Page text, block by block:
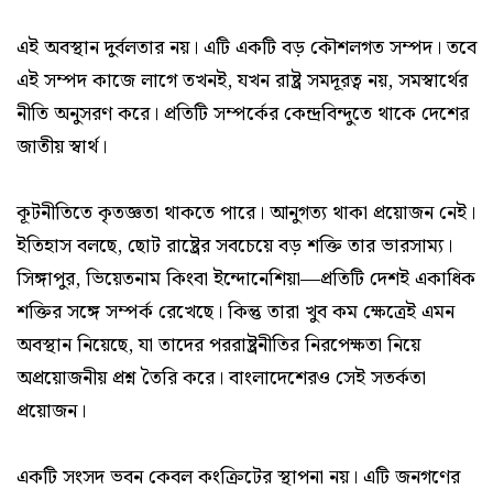
এই অবস্থান দুর্বলতার নয়। এটি একটি বড় কৌশলগত সম্পদ। তবে
এই সম্পদ কাজে লাগে তখনই, যখন রাষ্ট্র সমদূরত্ব নয়, সমস্বার্থের
নীতি অনুসরণ করে। প্রতিটি সম্পর্কের কেন্দ্রবিন্দুতে থাকে দেশের
জাতীয় স্বার্থ।
কূটনীতিতে কৃতজ্ঞতা থাকতে পারে। আনুগত্য থাকা প্রয়োজন নেই।
ইতিহাস বলছে, ছোট রাষ্ট্রের সবচেয়ে বড় শক্তি তার ভারসাম্য।
সিঙ্গাপুর, ভিয়েতনাম কিংবা ইন্দোনেশিয়া—প্রতিটি দেশই একাধিক
শক্তির সঙ্গে সম্পর্ক রেখেছে। কিন্তু তারা খুব কম ক্ষেত্রেই এমন
অবস্থান নিয়েছে, যা তাদের পররাষ্ট্রনীতির নিরপেক্ষতা নিয়ে
অপ্রয়োজনীয় প্রশ্ন তৈরি করে। বাংলাদেশেরও সেই সতর্কতা
প্রয়োজন।
একটি সংসদ ভবন কেবল কংক্রিটের স্থাপনা নয়। এটি জনগণের